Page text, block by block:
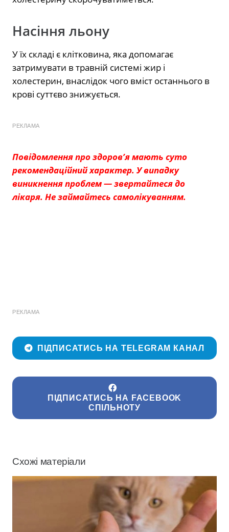
Насіння льону
У їх складі є клітковина, яка допомагає
затримувати в травній системі жир і
холестерин, внаслідок чого вміст останнього в
крові суттєво знижується.
РЕКЛАМА
Повідомлення про здоров’я мають суто
рекомендаційний характер. У випадку
виникнення проблем — звертайтеся до
лікаря. Не займайтесь самолікуванням.
РЕКЛАМА
ПІДПИСАТИСЬ НА TELEGRAM КАНАЛ
ПІДПИСАТИСЬ НА FACEBOOK
СПІЛЬНОТУ
Схожі матеріали